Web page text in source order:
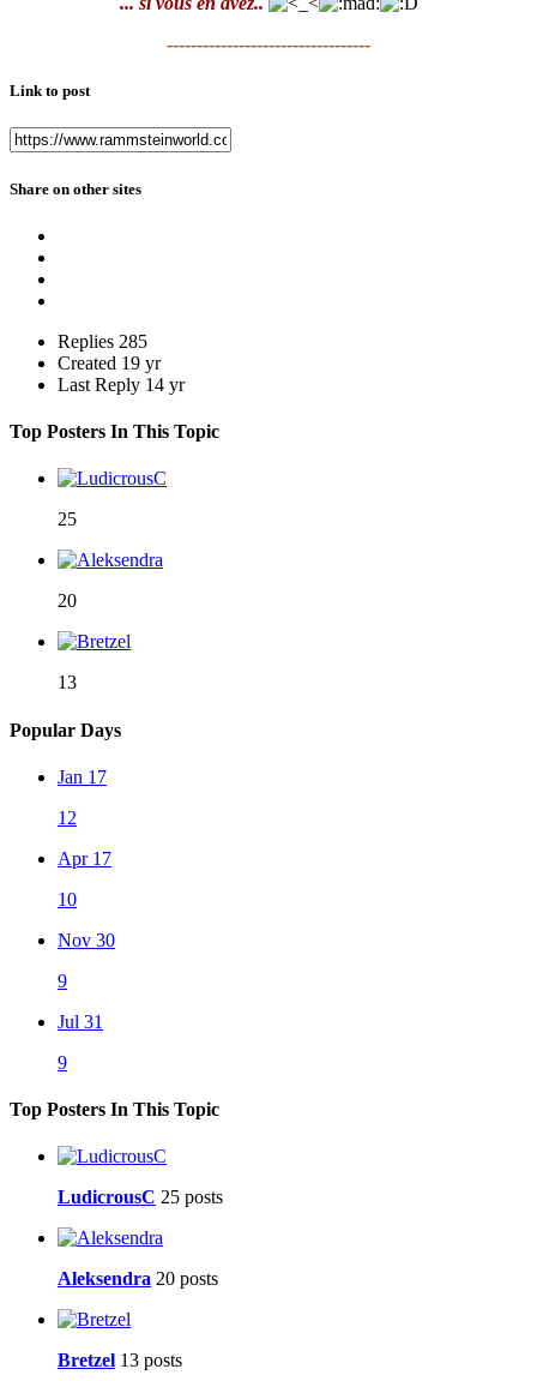
----------------------------------
Link to post
Share on other sites
Replies 285
Created 19 yr
Last Reply 14 yr
Top Posters In This Topic
25
20
13
Popular Days
Jan 17
12
Apr 17
10
Nov 30
9
Jul 31
9
Top Posters In This Topic
LudicrousC 25 posts
Aleksendra 20 posts
Bretzel 13 posts